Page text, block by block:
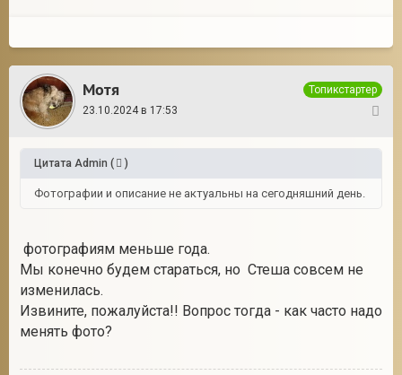
Мотя
Топикстартер
23.10.2024 в 17:53
Цитата Admin ( )
Фотографии и описание не актуальны на сегодняшний день.
фотографиям меньше года.
Мы конечно будем стараться, но Стеша совсем не
изменилась.
Извините, пожалуйста!! Вопрос тогда - как часто надо
менять фото?